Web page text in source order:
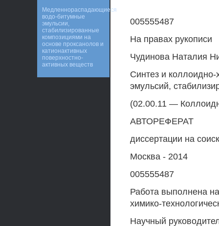
005555487
На правах рукописи
Чудинова Наталия
Синтез и коллоидно-
эмульсий,
(02.00.11 —
АВТОРЕФЕРАТ
диссертации на
Москва - 2014
005555487
Работа выполнена
химико-
Научный
Медленнораспадающиеся
водо-битумные
эмульсии,
стабилизированные
композициями на
основе проксанолов и
катионактивных
поверхностно-
активных веществ